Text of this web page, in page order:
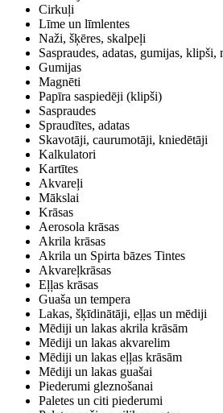
Cirkuļi
Līme un līmlentes
Naži, šķēres, skalpeļi
Saspraudes, adatas, gumijas, klipši,
Gumijas
Magnēti
Papīra saspiedēji (klipši)
Saspraudes
Spraudītes, adatas
Skavotāji, caurumotāji, kniedētāji
Kalkulatori
Kartītes
Akvareļi
Mākslai
Krāsas
Aerosola krāsas
Akrila krāsas
Akrila un Spirta bāzes Tintes
Akvareļkrāsas
Eļļas krāsas
Guaša un tempera
Lakas, šķīdinātāji, eļļas un mēdiji
Mēdiji un lakas akrila krāsām
Mēdiji un lakas akvarelim
Mēdiji un lakas eļļas krāsām
Mēdiji un lakas guašai
Piederumi gleznošanai
Paletes un citi piederumi